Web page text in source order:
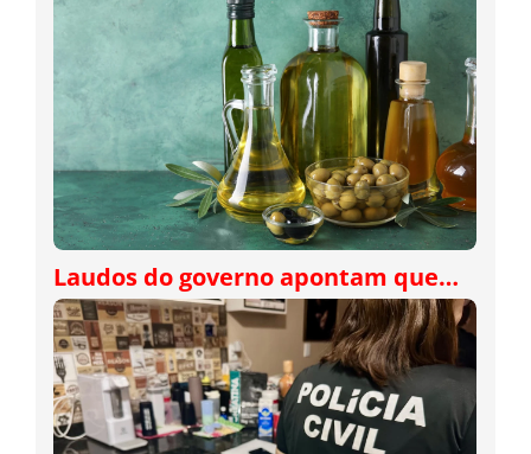
Laudos do governo apontam que…